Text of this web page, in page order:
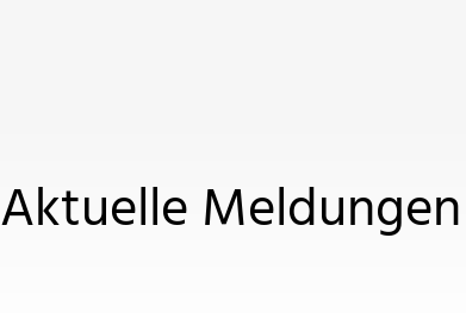
Aktuelle Meldungen